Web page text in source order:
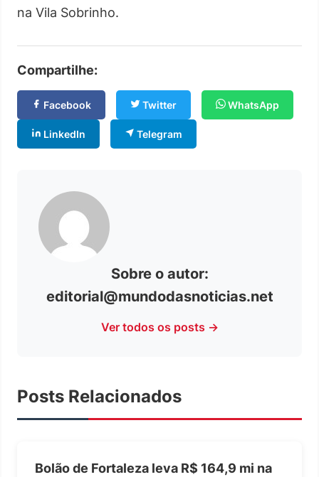
na Vila Sobrinho.
Compartilhe:
Facebook Twitter WhatsApp
LinkedIn Telegram
Sobre o autor:
editorial@mundodasnoticias.net
Ver todos os posts →
Posts Relacionados
Bolão de Fortaleza leva R$ 164,9 mi na